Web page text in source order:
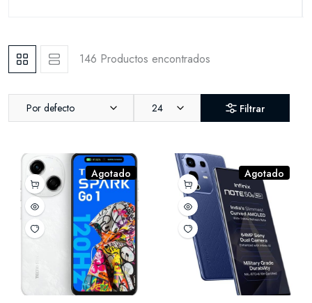
146 Productos encontrados
Por defecto 24 Filtrar
Agotado Agotado